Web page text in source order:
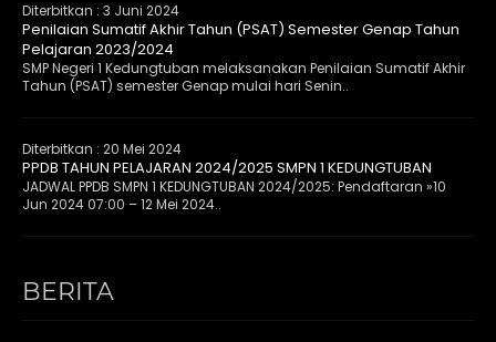
Diterbitkan : 3 Juni 2024
Penilaian Sumatif Akhir Tahun (PSAT) Semester Genap Tahun
Pelajaran 2023/2024
SMP Negeri 1 Kedungtuban melaksanakan Penilaian Sumatif Akhir
Tahun (PSAT) semester Genap mulai hari Senin..
Diterbitkan : 20 Mei 2024
PPDB TAHUN PELAJARAN 2024/2025 SMPN 1 KEDUNGTUBAN
JADWAL PPDB SMPN 1 KEDUNGTUBAN 2024/2025: Pendaftaran »10
Jun 2024 07:00 – 12 Mei 2024..
BERITA